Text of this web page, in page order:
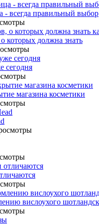
- всегда правильный выбор
которых должна знать
сегодня
магазина косметики
вислоухого